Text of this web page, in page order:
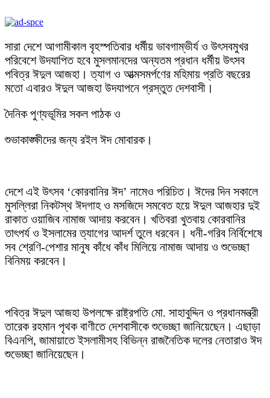
সারা দেশে আগামীকাল বৃহস্পতিবার ধর্মীয় ভাবগাম্ভীর্য ও উৎসবমুখর
পরিবেশে উদযাপিত হবে মুসলমানদের অন্যতম প্রধান ধর্মীয় উৎসব
পবিত্র ঈদুল আজহা। ত্যাগ ও আত্মসমর্পণের মহিমায় প্রতি বছরের
মতো এবারও ঈদুল আজহা উদযাপনে প্রস্তুত দেশবাসী।
দৈনিক পুণ্যভূমির সকল পাঠক ও
শুভাকাঙ্ক্ষীদের জন্য রইল ঈদ মোবারক।
দেশে এই উৎসব ‘কোরবানির ঈদ’ নামেও পরিচিত। ঈদের দিন সকালে
মুসল্লিরা নিকটস্থ ঈদগাহ ও মসজিদে সমবেত হয়ে ঈদুল আজহার দুই
রাকাত ওয়াজিব নামাজ আদায় করবেন। খতিবরা খুতবায় কোরবানির
তাৎপর্য ও ইসলামের ত্যাগের আদর্শ তুলে ধরবেন। ধনী-গরিব নির্বিশেষে
সব শ্রেণি-পেশার মানুষ কাঁধে কাঁধ মিলিয়ে নামাজ আদায় ও শুভেচ্ছা
বিনিময় করবেন।
পবিত্র ঈদুল আজহা উপলক্ষে রাষ্ট্রপতি মো. সাহাবুদ্দিন ও প্রধানমন্ত্রী
তারেক রহমান পৃথক বাণীতে দেশবাসীকে শুভেচ্ছা জানিয়েছেন। এছাড়া
বিএনপি, জামায়াতে ইসলামীসহ বিভিন্ন রাজনৈতিক দলের নেতারাও ঈদ
শুভেচ্ছা জানিয়েছেন।